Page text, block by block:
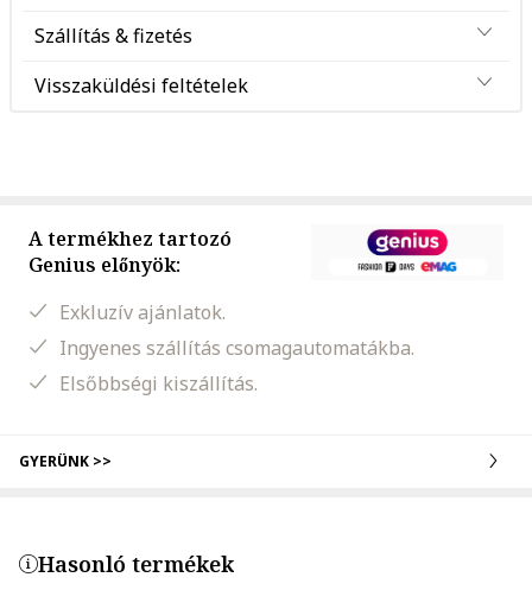
Szállítás & fizetés
Visszaküldési feltételek
A termékhez tartozó
Genius előnyök:
Exkluzív ajánlatok.
Ingyenes szállítás csomagautomatákba.
Elsőbbségi kiszállítás.
GYERÜNK >>
Hasonló termékek